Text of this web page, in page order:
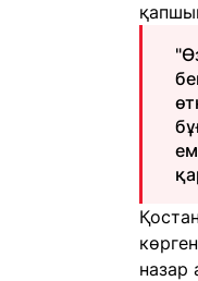
назар